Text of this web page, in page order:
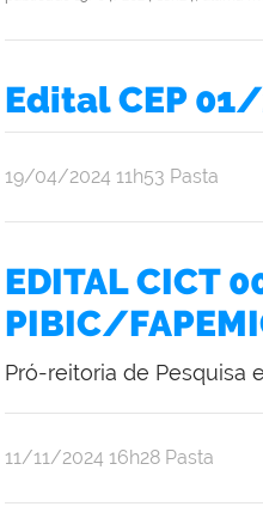
Edital CEP
publicado
19/04/2024 11h53 Pasta
EDITAL CICT
PIBIC/
Pró-reitoria de Pesquisa
publicado
11/11/2024 16h28 Pasta